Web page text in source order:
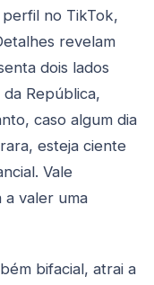
perfil no TikTok,
revelam
dois lados
República,
caso algum dia
esteja ciente
Vale
a valer uma
bifacial, atrai a